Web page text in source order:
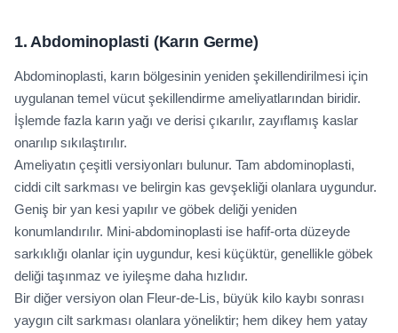
1. Abdominoplasti (Karın Germe)
Abdominoplasti, karın bölgesinin yeniden şekillendirilmesi için
uygulanan temel vücut şekillendirme ameliyatlarından biridir.
İşlemde fazla karın yağı ve derisi çıkarılır, zayıflamış kaslar
onarılıp sıkılaştırılır.
Ameliyatın çeşitli versiyonları bulunur. Tam abdominoplasti,
ciddi cilt sarkması ve belirgin kas gevşekliği olanlara uygundur.
Geniş bir yan kesi yapılır ve göbek deliği yeniden
konumlandırılır. Mini-abdominoplasti ise hafif-orta düzeyde
sarkıklığı olanlar için uygundur, kesi küçüktür, genellikle göbek
deliği taşınmaz ve iyileşme daha hızlıdır.
Bir diğer versiyon olan Fleur-de-Lis, büyük kilo kaybı sonrası
yaygın cilt sarkması olanlara yöneliktir; hem dikey hem yatay